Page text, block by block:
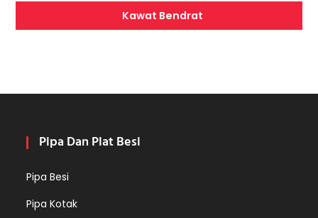
Kawat Bendrat
Pipa Dan Plat Besi
Pipa Besi
Pipa Kotak